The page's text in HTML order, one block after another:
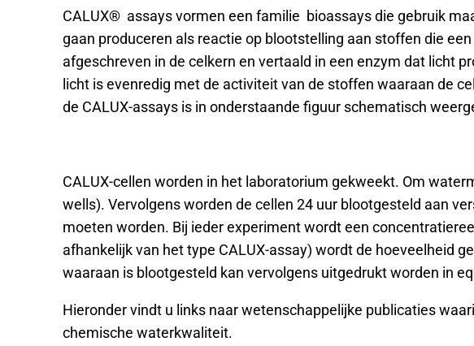
CALUX® assays vormen een familie bioassays die gebruik
gaan produceren als reactie op blootstelling aan stoffen die
afgeschreven in de celkern en vertaald in een enzym dat licht
licht is evenredig met de activiteit van de stoffen waaraan de
de CALUX-assays is in onderstaande figuur schematisch
CALUX-cellen worden in het laboratorium gekweekt. Om
wells). Vervolgens worden de cellen 24 uur blootgesteld aan
moeten worden. Bij ieder experiment wordt een
afhankelijk van het type CALUX-assay) wordt de hoeveelheid
waaraan is blootgesteld kan vervolgens uitgedrukt worden in
Hieronder vindt u links naar wetenschappelijke publicaties
chemische waterkwaliteit.